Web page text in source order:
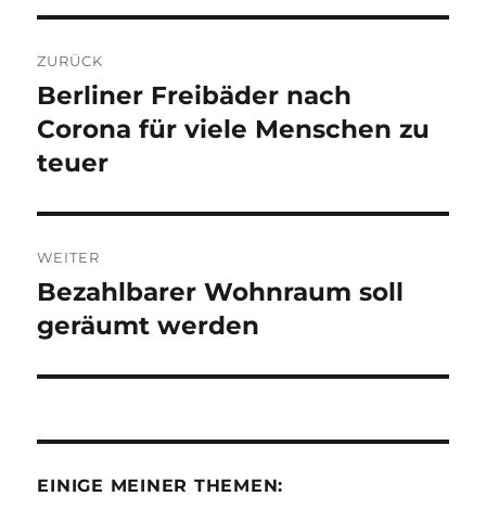
ZURÜCK
Vorheriger
Beitrag:
Berliner Freibäder nach
Corona für viele Menschen zu
teuer
WEITER
Nächster
Beitrag:
Bezahlbarer Wohnraum soll
geräumt werden
EINIGE MEINER THEMEN: